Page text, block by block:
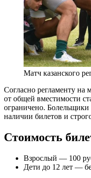
Матч казанского
Согласно регламенту на
от общей вместимости
ограничено. Болельщики
наличии билетов и
Стоимость
Взрослый — 100
Дети до 12 лет —